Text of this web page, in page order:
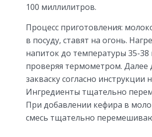
100 миллилитров.
Процесс приготовления:
в посуду, ставят на огонь.
напиток до температуры 35-38
проверяя термометром. Далее
закваску согласно инструкции
Ингредиенты тщательно
При добавлении кефира в
смесь тщательно